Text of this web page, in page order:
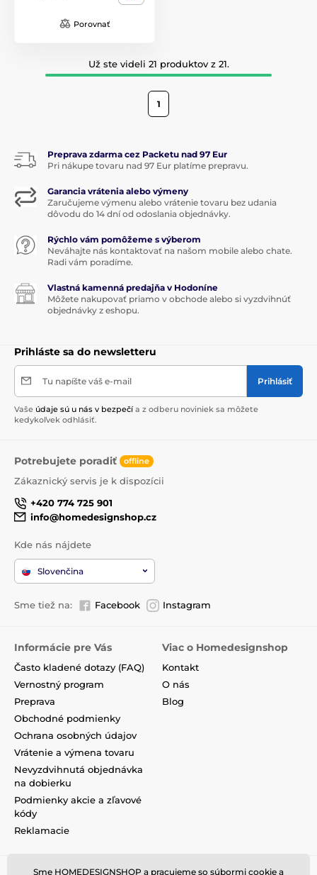
Porovnať
Už ste videli 21 produktov z 21.
1
Preprava zdarma cez Packetu nad 97 Eur
Pri nákupe tovaru nad 97 Eur platíme prepravu.
Garancia vrátenia alebo výmeny
Zaručujeme výmenu alebo vrátenie tovaru bez udania
dôvodu do 14 dní od odoslania objednávky.
Rýchlo vám pomôžeme s výberom
Neváhajte nás kontaktovať na našom mobile alebo chate.
Radi vám poradíme.
Vlastná kamenná predajňa v Hodoníne
Môžete nakupovať priamo v obchode alebo si vyzdvihnúť
objednávky z eshopu.
Prihláste sa do newsletteru
Tu napíšte váš e-mail Prihlásiť
Vaše údaje sú u nás v bezpečí a z odberu noviniek sa môžete
kedykoľvek odhlásiť.
Potrebujete poradiť offline
Zákaznický servis je k dispozícii
+420 774 725 901
info@homedesignshop.cz
Kde nás nájdete
Slovenčina
Sme tiež na: Facebook Instagram
Informácie pre Vás
Často kladené dotazy (FAQ)
Vernostný program
Preprava
Obchodné podmienky
Ochrana osobných údajov
Vrátenie a výmena tovaru
Nevyzdvihnutá objednávka
na dobierku
Podmienky akcie a zľavové
kódy
Reklamacie
Viac o Homedesignshop
Kontakt
O nás
Blog
Sme HOMEDESIGNSHOP a pracujeme so súbormi cookie a